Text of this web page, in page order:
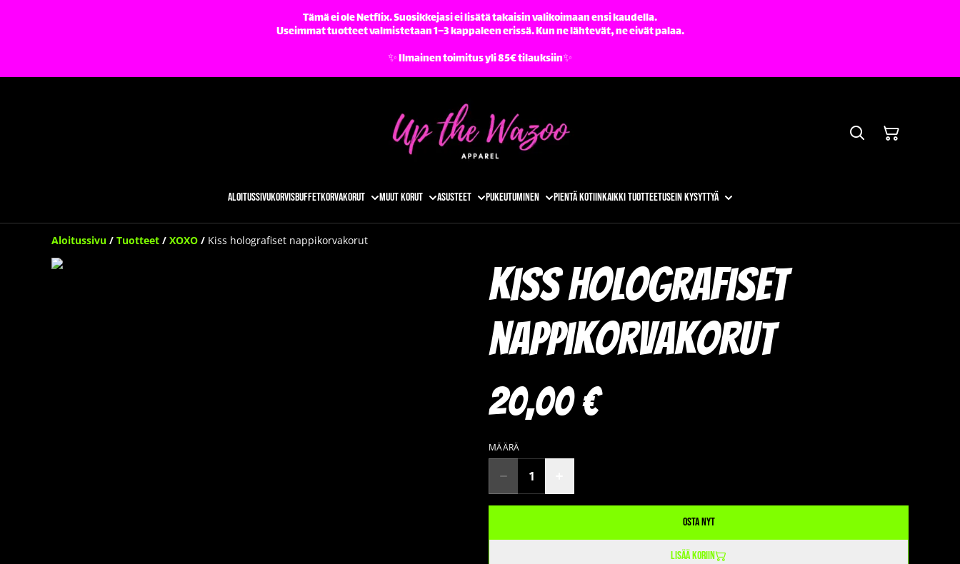
Tämä ei ole Netflix. Suosikkejasi ei lisätä takaisin valikoimaan ensi kaudella.
Useimmat tuotteet valmistetaan 1–3 kappaleen erissä. Kun ne lähtevät, ne eivät palaa.
✨️ Ilmainen toimitus yli 85€ tilauksiin✨️
AloitussivuKorvisbuffetKorvakorut Muut korut Asusteet Pukeutuminen Pientä kotiinKaikki tuotteetUsein kysyttyä
Aloitussivu / Tuotteet / XOXO / Kiss holografiset nappikorvakorut
Kiss holografiset
nappikorvakorut
20,00 €
MÄÄRÄ
Osta nyt
Lisää koriin